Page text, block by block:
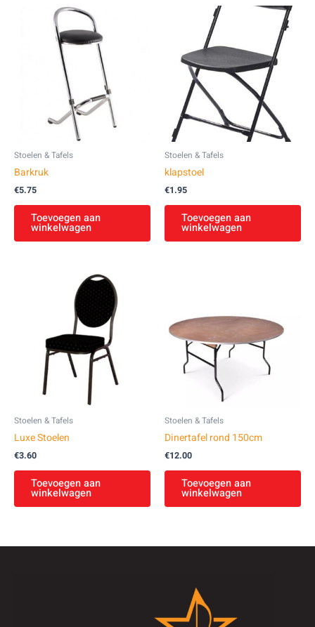
Stoelen & Tafels
Barkruk
€5.75
Toevoegen aan
winkelwagen
Stoelen & Tafels
klapstoel
€1.95
Toevoegen aan
winkelwagen
Stoelen & Tafels
Luxe Stoelen
€3.60
Toevoegen aan
winkelwagen
Stoelen & Tafels
Dinertafel rond 150cm
€12.00
Toevoegen aan
winkelwagen